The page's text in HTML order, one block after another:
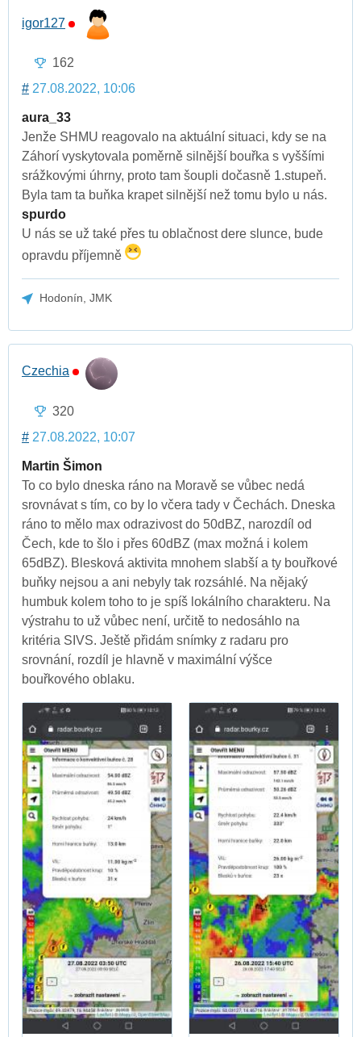
igor127
162
# 27.08.2022, 10:06
aura_33
Jenže SHMU reagovalo na aktuální situaci, kdy se na
Záhorí vyskytovala poměrně silnější bouřka s vyššími
srážkovými úhrny, proto tam šoupli dočasně 1.stupeň.
Byla tam ta buňka krapet silnější než tomu bylo u nás.
spurdo
U nás se už také přes tu oblačnost dere slunce, bude
opravdu příjemně
Hodonín, JMK
Czechia
320
# 27.08.2022, 10:07
Martin Šimon
To co bylo dneska ráno na Moravě se vůbec nedá
srovnávat s tím, co by lo včera tady v Čechách. Dneska
ráno to mělo max odrazivost do 50dBZ, narozdíl od
Čech, kde to šlo i přes 60dBZ (max možná i kolem
65dBZ). Blesková aktivita mnohem slabší a ty bouřkové
buňky nejsou a ani nebyly tak rozsáhlé. Na nějaký
humbuk kolem toho to je spíš lokálního charakteru. Na
výstrahu to už vůbec není, určitě to nedosáhlo na
kritéria SIVS. Ještě přidám snímky z radaru pro
srovnání, rozdíl je hlavně v maximální výšce
bouřkového oblaku.